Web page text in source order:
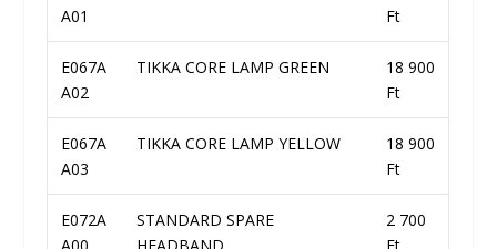
A01
Ft
E067A
A02
TIKKA CORE LAMP GREEN
18 900
Ft
E067A
A03
TIKKA CORE LAMP YELLOW
18 900
Ft
E072A
STANDARD SPARE
2 700